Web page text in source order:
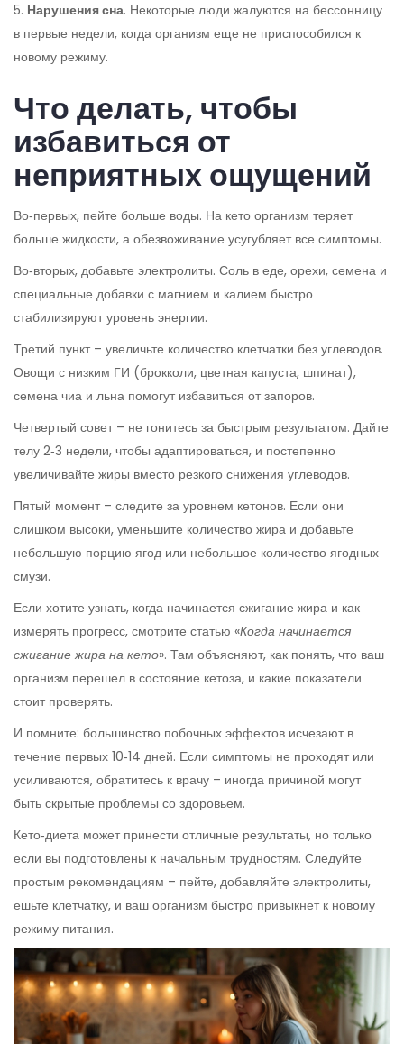
5. Нарушения сна. Некоторые люди жалуются на бессонницу
в первые недели, когда организм еще не приспособился к
новому режиму.
Что делать, чтобы
избавиться от
неприятных ощущений
Во‑первых, пейте больше воды. На кето организм теряет
больше жидкости, а обезвоживание усугубляет все симптомы.
Во‑вторых, добавьте электролиты. Соль в еде, орехи, семена и
специальные добавки с магнием и калием быстро
стабилизируют уровень энергии.
Третий пункт – увеличьте количество клетчатки без углеводов.
Овощи с низким ГИ (брокколи, цветная капуста, шпинат),
семена чиа и льна помогут избавиться от запоров.
Четвертый совет – не гонитесь за быстрым результатом. Дайте
телу 2‑3 недели, чтобы адаптироваться, и постепенно
увеличивайте жиры вместо резкого снижения углеводов.
Пятый момент – следите за уровнем кетонов. Если они
слишком высоки, уменьшите количество жира и добавьте
небольшую порцию ягод или небольшое количество ягодных
смузи.
Если хотите узнать, когда начинается сжигание жира и как
измерять прогресс, смотрите статью «Когда начинается
сжигание жира на кето». Там объясняют, как понять, что ваш
организм перешел в состояние кетоза, и какие показатели
стоит проверять.
И помните: большинство побочных эффектов исчезают в
течение первых 10‑14 дней. Если симптомы не проходят или
усиливаются, обратитесь к врачу – иногда причиной могут
быть скрытые проблемы со здоровьем.
Кето‑диета может принести отличные результаты, но только
если вы подготовлены к начальным трудностям. Следуйте
простым рекомендациям – пейте, добавляйте электролиты,
ешьте клетчатку, и ваш организм быстро привыкнет к новому
режиму питания.